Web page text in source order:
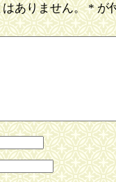
ありません。 *が